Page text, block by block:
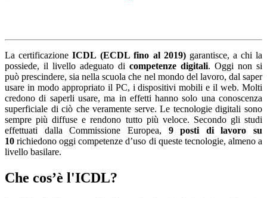
La certificazioneICDL (ECDL fino al 2019)garantisce, a chi la
possiede, il livello adeguato di competenze digitali. Oggi non si
può prescindere, sia nella scuola che nel mondo del lavoro, dal saper
usare in modo appropriato il PC, i dispositivi mobili e il web. Molti
credono di saperli usare, ma in effetti hanno solo una conoscenza
superficiale di ciò che veramente serve.Le tecnologie digitali sono
sempre più diffuse e rendono tutto più veloce. Secondo gli studi
effettuati dalla Commissione Europea, 9 posti di lavoro su
10 richiedono oggi competenze d’uso di queste tecnologie, almeno a
livello basilare.
Che cos’è l'ICDL?